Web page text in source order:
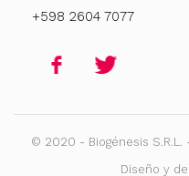
+598 2604 7077
© 2020 - Biogénesis S.R.L.
Diseño y